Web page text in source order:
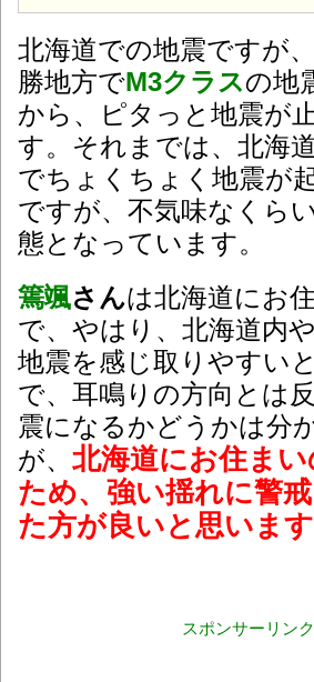
北海道での地震ですが
勝地方でM3クラスの地
から、ピタっと地震が
す。それまでは、北海
でちょくちょく地震が
ですが、不気味なくら
態となっています。
篶颯さんは北海道にお
で、やはり、北海道内
地震を感じ取りやすい
で、耳鳴りの方向とは
震になるかどうかは分
が、 北海道にお住ま
ため、強い揺れに警
た方が良いと思います
スポンサーリンク